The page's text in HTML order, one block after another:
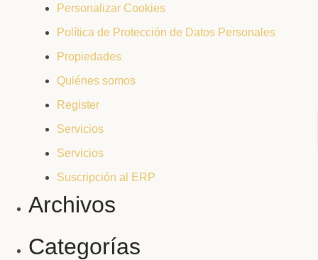
Personalizar Cookies
Política de Protección de Datos Personales
Propiedades
Quiénes somos
Register
Servicios
Servicios
Suscripción al ERP
Archivos
Categorías